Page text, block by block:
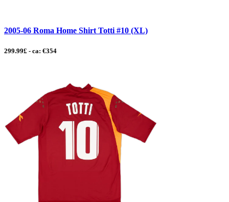
2005-06 Roma Home Shirt Totti #10 (XL)
299.99£ - ca: €354